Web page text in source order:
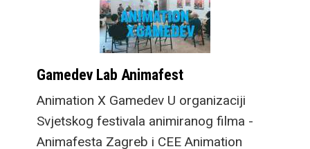
Gamedev Lab Animafest
Animation X Gamedev U organizaciji
Svjetskog festivala animiranog filma -
Animafesta Zagreb i CEE Animation